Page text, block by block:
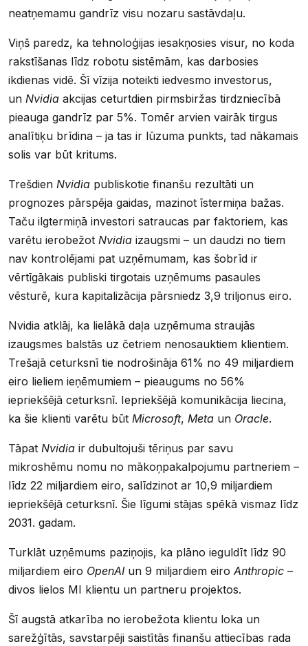
neatņemamu gandrīz visu nozaru sastāvdaļu.
Viņš paredz, ka tehnoloģijas iesakņosies visur, no koda
rakstīšanas līdz robotu sistēmām, kas darbosies
ikdienas vidē. Šī vīzija noteikti iedvesmo investorus,
un Nvidia akcijas ceturtdien pirmsbiržas tirdzniecībā
pieauga gandrīz par 5%. Tomēr arvien vairāk tirgus
analītiķu brīdina – ja tas ir lūzuma punkts, tad nākamais
solis var būt kritums.
Trešdien Nvidia publiskotie finanšu rezultāti un
prognozes pārspēja gaidas, mazinot īstermiņa bažas.
Taču ilgtermiņā investori satraucas par faktoriem, kas
varētu ierobežot Nvidia izaugsmi – un daudzi no tiem
nav kontrolējami pat uzņēmumam, kas šobrīd ir
vērtīgākais publiski tirgotais uzņēmums pasaules
vēsturē, kura kapitalizācija pārsniedz 3,9 triljonus eiro.
Nvidia atklāj, ka lielākā daļa uzņēmuma straujās
izaugsmes balstās uz četriem nenosauktiem klientiem.
Trešajā ceturksnī tie nodrošināja 61% no 49 miljardiem
eiro lieliem ieņēmumiem – pieaugums no 56%
iepriekšējā ceturksnī. Iepriekšējā komunikācija liecina,
ka šie klienti varētu būt Microsoft, Meta un Oracle.
Tāpat Nvidia ir dubultojuši tēriņus par savu
mikroshēmu nomu no mākoņpakalpojumu partneriem –
līdz 22 miljardiem eiro, salīdzinot ar 10,9 miljardiem
iepriekšējā ceturksnī. Šie līgumi stājas spēkā vismaz līdz
2031. gadam.
Turklāt uzņēmums paziņojis, ka plāno ieguldīt līdz 90
miljardiem eiro OpenAI un 9 miljardiem eiro Anthropic –
divos lielos MI klientu un partneru projektos.
Šī augstā atkarība no ierobežota klientu loka un
sarežģītās, savstarpēji saistītās finanšu attiecības rada